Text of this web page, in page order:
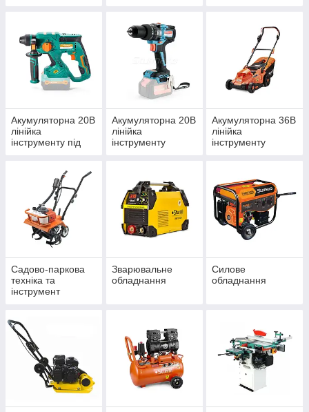
Акумуляторна 20В
лінійка
інструменту під
Акумуляторна 20В
лінійка
інструменту
Акумуляторна 36В
лінійка
інструменту
Садово-паркова
техніка та
інструмент
Зварювальне
обладнання
Силове
обладнання